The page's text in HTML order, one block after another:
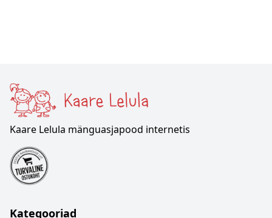
Kaare Lelula mänguasjapood internetis
Kategooriad